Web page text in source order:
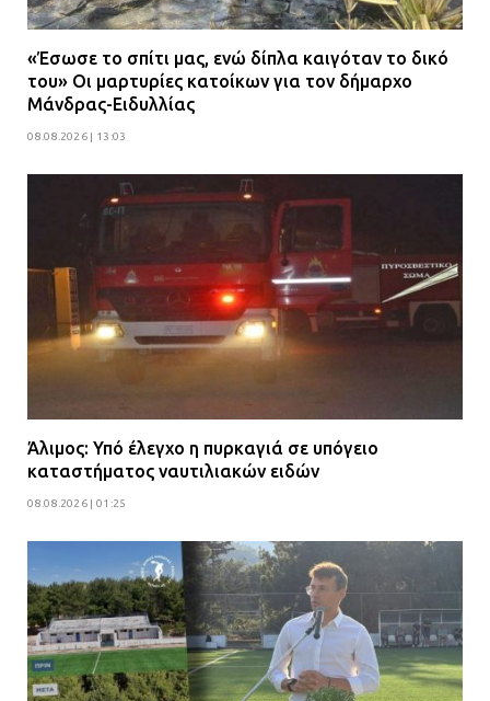
«Έσωσε το σπίτι μας, ενώ δίπλα καιγόταν το δικό
του» Οι μαρτυρίες κατοίκων για τον δήμαρχο
Μάνδρας-Ειδυλλίας
08.08.2026 | 13:03
Άλιμος: Υπό έλεγχο η πυρκαγιά σε υπόγειο
καταστήματος ναυτιλιακών ειδών
08.08.2026 | 01:25